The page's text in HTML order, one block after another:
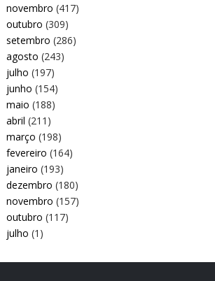
novembro (417)
outubro (309)
setembro (286)
agosto (243)
julho (197)
junho (154)
maio (188)
abril (211)
março (198)
fevereiro (164)
janeiro (193)
dezembro (180)
novembro (157)
outubro (117)
julho (1)